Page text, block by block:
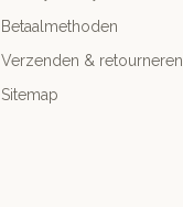
Betaalmethoden
Verzenden & retourneren
Sitemap